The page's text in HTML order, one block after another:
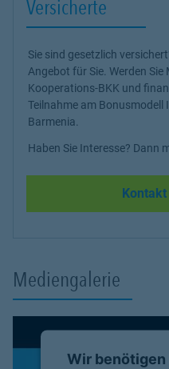
Versicherte
Sie sind gesetzlich
Angebot für Sie. Werden Sie
Kooperations-BKK und
Teilnahme am Bonusmodell
Barmenia.
Haben Sie Interesse? Dann
Mediengalerie
Wir benötigen